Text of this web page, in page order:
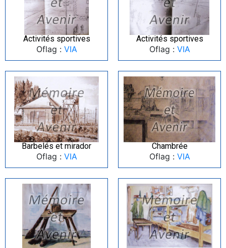
Activités sportives
Oflag : VIA
Activités sportives
Oflag : VIA
Barbelés et mirador
Oflag : VIA
Chambrée
Oflag : VIA